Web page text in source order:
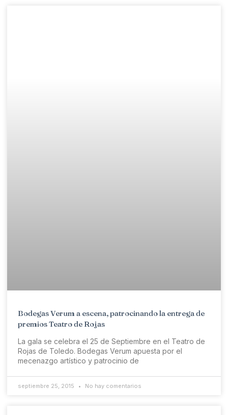
Bodegas Verum a escena, patrocinando la entrega de
premios Teatro de Rojas
La gala se celebra el 25 de Septiembre en el Teatro de
Rojas de Toledo. Bodegas Verum apuesta por el
mecenazgo artístico y patrocinio de
septiembre 25, 2015 No hay comentarios